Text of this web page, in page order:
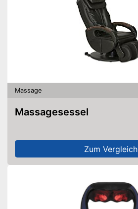
Massage
Massagesessel
Zum Vergleich